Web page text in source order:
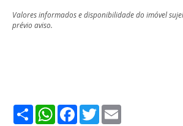
Valores informados e disponibilidade do imóvel
prévio aviso.
ShareWhatsApp
Facebook
Twitter